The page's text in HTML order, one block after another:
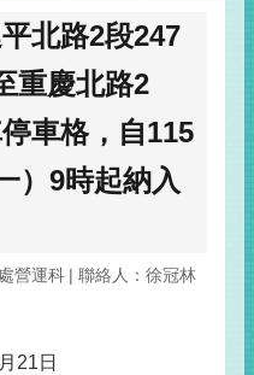
北路2段247
重慶北路2
車格，自115
）9時起納入
營運科
聯絡人：徐冠林
21日